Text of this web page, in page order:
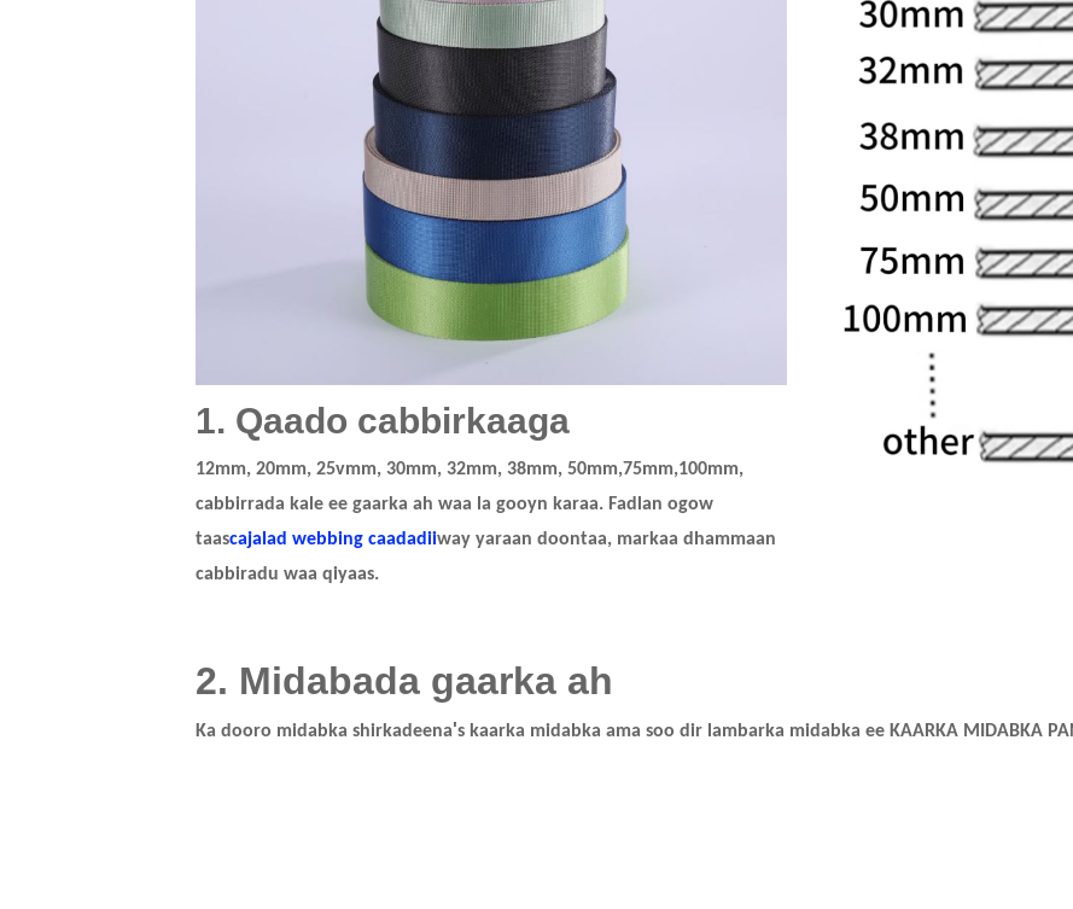
1. Qaado cabbirkaaga
12mm, 20mm, 25vmm, 30mm, 32mm, 38mm, 50mm,75mm,100mm,
cabbirrada kale ee gaarka ah waa la gooyn karaa. Fadlan ogow
taascajalad webbing caadadiiway yaraan doontaa, markaa dhammaan
cabbiradu waa qiyaas.
2. Midabada gaarka ah
Ka dooro midabka shirkadeena's kaarka midabka ama soo dir lambarka midabka ee KAARKA MIDABKA